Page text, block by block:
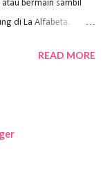
bermain sambil
di La Alfabeta.
La Alfabeta
class lho! Cek
READ MORE